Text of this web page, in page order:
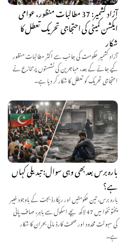
آزاد کشمیر: 37 مطالبات منظور، عوامی
ایکشن کمیٹی کی احتجاجی تحریک تعطل کا
شکار
آزاد کشمیر حکومت کی جانب سے اکثر مطالبات منظور
کیے جانے کے بعد، مہاجرین کی نشستوں پر تنازع نے
احتجاجی تحریک کو تعطل کا شکار کر دیا ہے۔
بارہ برس بعد بھی وہی سوال: تبدیلی کہاں
ہے؟
بارہ برس، تین حکومتیں اور ریکارڈ بجٹ کے باوجود خیبر
پختونخوا میں 47 لاکھ بچے اسکول سے باہر، صاف پانی
کی سہولت محدود اور صحت کارڈ مالی بحران کا شکار
ہے۔